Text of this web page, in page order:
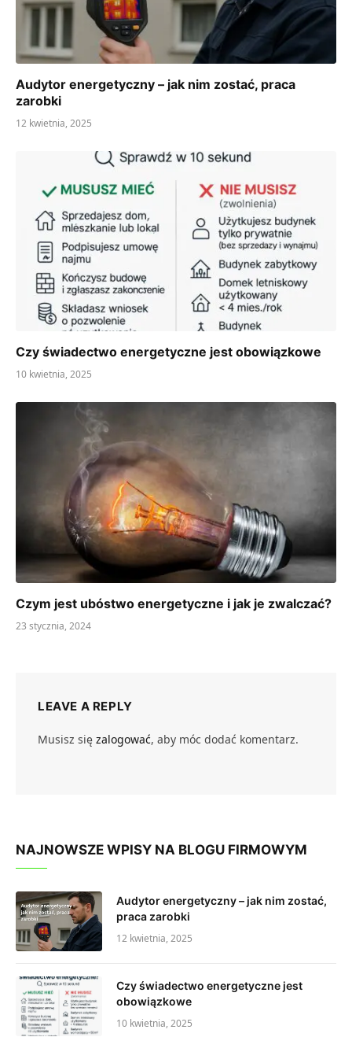
Audytor energetyczny – jak nim zostać, praca
zarobki
12 kwietnia, 2025
Czy świadectwo energetyczne jest obowiązkowe
10 kwietnia, 2025
Czym jest ubóstwo energetyczne i jak je zwalczać?
23 stycznia, 2024
LEAVE A REPLY
Musisz się zalogować, aby móc dodać komentarz.
NAJNOWSZE WPISY NA BLOGU FIRMOWYM
Audytor energetyczny – jak nim zostać,
praca zarobki
12 kwietnia, 2025
Czy świadectwo energetyczne jest
obowiązkowe
10 kwietnia, 2025